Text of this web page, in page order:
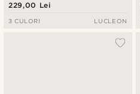
229,00 Lei
3 CULORI LUCLEON